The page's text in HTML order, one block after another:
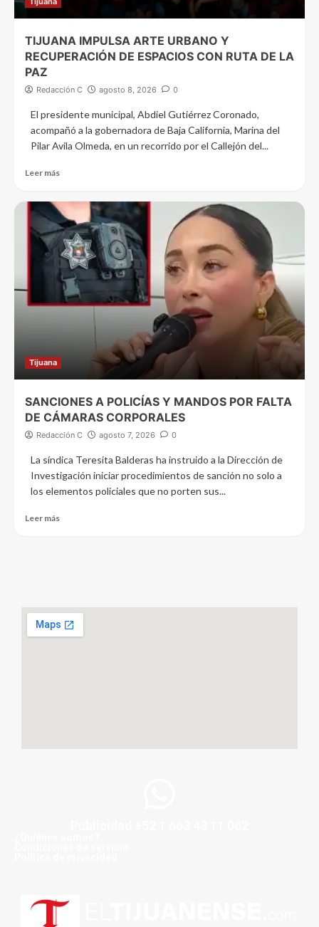
TIJUANA IMPULSA ARTE URBANO Y
RECUPERACIÓN DE ESPACIOS CON RUTA DE LA
PAZ
Redacción C agosto 8, 2026 0
El presidente municipal, Abdiel Gutiérrez Coronado,
acompañó a la gobernadora de Baja California, Marina del
Pilar Avila Olmeda, en un recorrido por el Callejón del...
Leer más
Tijuana
SANCIONES A POLICÍAS Y MANDOS POR FALTA
DE CÁMARAS CORPORALES
Redacción C agosto 7, 2026 0
La síndica Teresita Balderas ha instruido a la Dirección de
Investigación iniciar procedimientos de sanción no solo a
los elementos policiales que no porten sus...
Leer más